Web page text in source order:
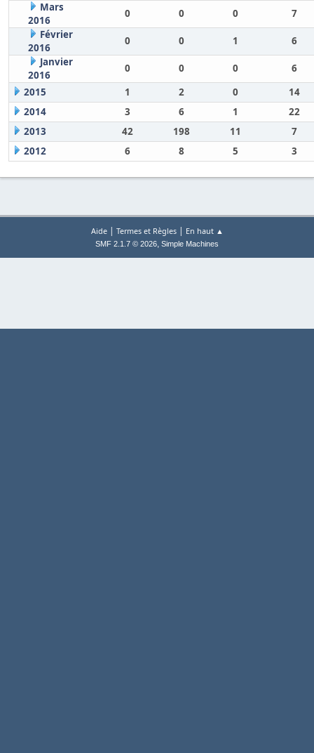
Mars
2016
0 0 0
7
Février
2016
0 0 1
6
Janvier
2016
0 0 0
6
2015
1 2 0
14
2014
3 6 1
22
2013
42 198 11
7
2012
6 8 5 3
Aide| Termes et Règles| En haut ▲
SMF 2.1.7 © 2026, Simple Machines